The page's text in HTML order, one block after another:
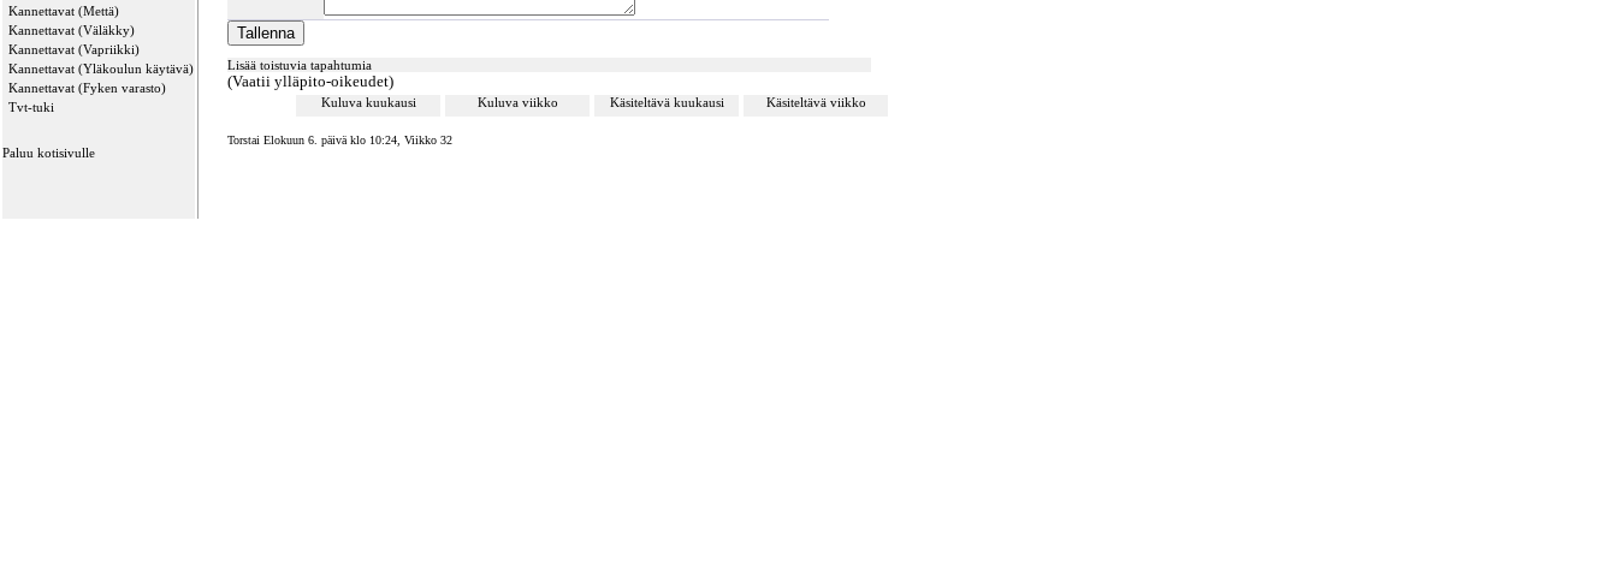
Kannettavat (Mettä)
Kannettavat (Väläkky)
Kannettavat (Vapriikki)
Kannettavat (Yläkoulun käytävä)
Kannettavat (Fyken varasto)
Tvt-tuki
Paluu kotisivulle
Lisää toistuvia tapahtumia
(Vaatii ylläpito-oikeudet)
Kuluva kuukausi Kuluva viikko Käsiteltävä kuukausi Käsiteltävä viikko
Torstai Elokuun 6. päivä klo 10:24, Viikko 32